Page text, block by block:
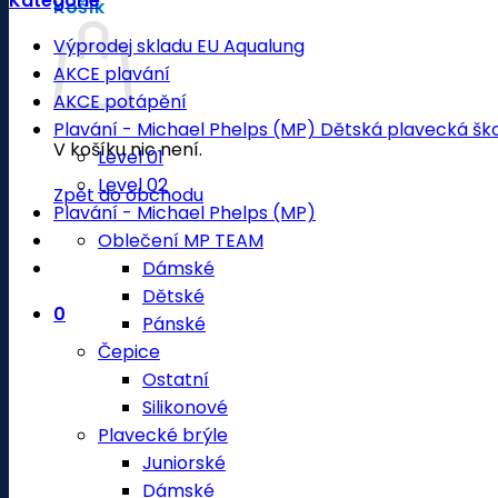
Košík
V košíku nic není.
Zpět do obchodu
0
Výprodej skladu EU Aqualung
AKCE plavání
AKCE potápění
Plavání - Michael Phelps (MP) Dětská plavecká
Level 01
Level 02
Plavání - Michael Phelps (MP)
Oblečení MP TEAM
Dámské
Dětské
Pánské
Čepice
Ostatní
Silikonové
Plavecké brýle
Juniorské
Dámské